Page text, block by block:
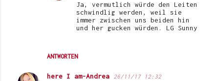
ANTWORTEN
Ja, vermutlich würde den Leiten
schwindlig werden, weil sie
immer zwischen uns beiden hin
und her gucken würden. LG Sunny
here I am-Andrea 26/11/17 12:32